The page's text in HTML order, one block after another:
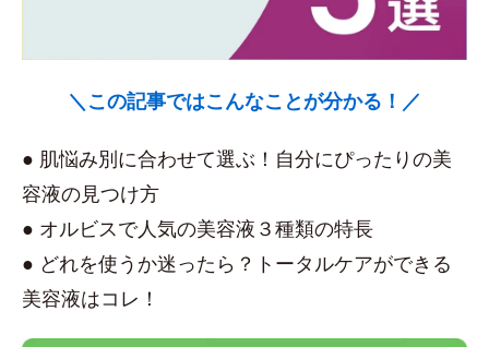
＼この記事ではこんなことが分かる！／
● 肌悩み別に合わせて選ぶ！自分にぴったりの美
容液の見つけ方
● オルビスで人気の美容液３種類の特長
● どれを使うか迷ったら？トータルケアができる
美容液はコレ！